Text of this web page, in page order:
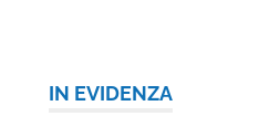
IN EVIDENZA